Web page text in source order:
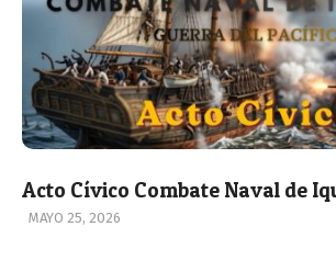
Acto Cívico Combate Naval de
2026-
MAYO 25, 2026